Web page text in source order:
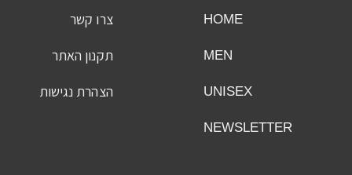
HOME
MEN
UNISEX
NEWSLETTER
צרו קשר
תקנון האתר
הצהרת נגישות